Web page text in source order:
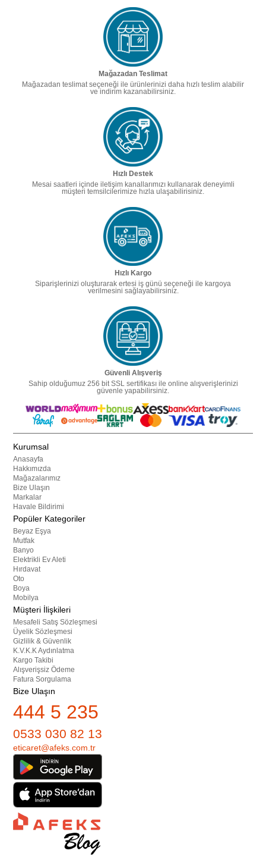
Mağazadan Teslimat
Mağazadan teslimat seçeneği ile ürünlerinizi daha hızlı teslim alabilir
ve indirim kazanabilirsiniz.
Hızlı Destek
Mesai saatleri içinde iletişim kanallarımızı kullanarak deneyimli
müşteri temsilcilerimize hızla ulaşabilirisiniz.
Hızlı Kargo
Siparişlerinizi oluşturarak ertesi iş günü seçeneği ile kargoya
verilmesini sağlayabilirsiniz.
Güvenli Alışveriş
Sahip olduğumuz 256 bit SSL sertifikası ile online alışverişlerinizi
güvenle yapabilirsiniz.
Kurumsal
Anasayfa
Hakkımızda
Mağazalarımız
Bize Ulaşın
Markalar
Havale Bildirimi
Popüler Kategoriler
Beyaz Eşya
Mutfak
Banyo
Elektrikli Ev Aleti
Hırdavat
Oto
Boya
Mobilya
Müşteri İlişkileri
Mesafeli Satış Sözleşmesi
Üyelik Sözleşmesi
Gizlilik & Güvenlik
K.V.K.K Aydınlatma
Kargo Takibi
Alışverişsiz Ödeme
Fatura Sorgulama
Bize Ulaşın
444 5 235
0533 030 82 13
eticaret@afeks.com.tr